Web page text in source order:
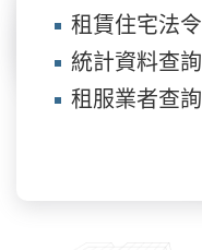
租賃住宅法令
統計資料查詢
租服業者查詢